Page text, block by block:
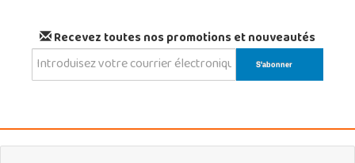
Recevez toutes nos promotions et nouveautés